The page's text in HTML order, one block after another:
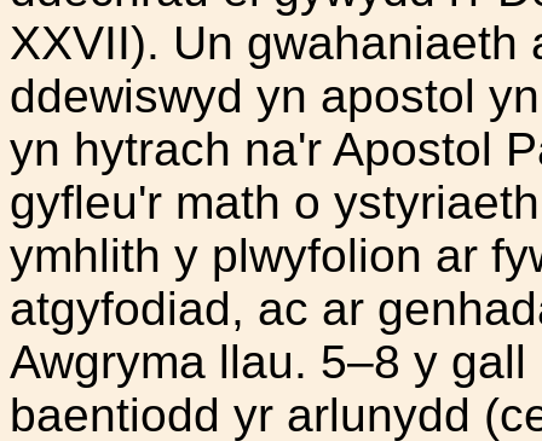
XXVII). Un gwahaniaeth
ddewiswyd yn apostol
yn hytrach na'r Apostol
gyfleu'r math o
ymhlith y plwyfolion ar
atgyfodiad, ac ar
Awgryma llau. 5–8 y
baentiodd yr arlunydd